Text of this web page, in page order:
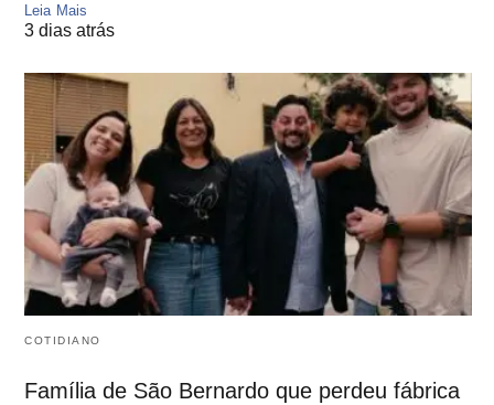
Leia Mais
3 dias atrás
COTIDIANO
Família de São Bernardo que perdeu fábrica